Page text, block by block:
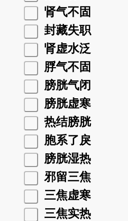
肾气不固
封藏失职
肾虚水泛
脬气不固
膀胱气闭
膀胱虚寒
热结膀胱
胞系了戾
膀胱湿热
邪留三焦
三焦虚寒
三焦实热